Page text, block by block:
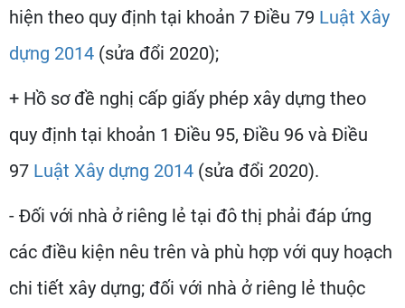
hiện theo quy định tại khoản 7 Điều 79 Luật Xây
dựng 2014 (sửa đổi 2020);
+ Hồ sơ đề nghị cấp giấy phép xây dựng theo
quy định tại khoản 1 Điều 95, Điều 96 và Điều
97 Luật Xây dựng 2014 (sửa đổi 2020).
- Đối với nhà ở riêng lẻ tại đô thị phải đáp ứng
các điều kiện nêu trên và phù hợp với quy hoạch
chi tiết xây dựng; đối với nhà ở riêng lẻ thuộc